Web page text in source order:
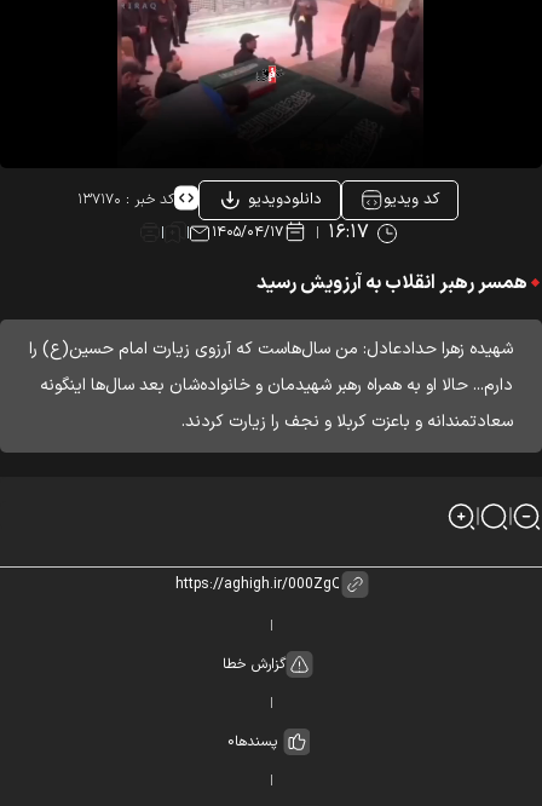
کد ویدیو دانلودویدیو کد خبر : ۱۳۷۱۷۰
۱۶:۱۷ ۱۴۰۵/۰۴/۱۷
همسر رهبر انقلاب به آرزویش رسید
شهیده زهرا حدادعادل: من سال‌هاست که آرزوی زیارت امام حسین(ع) را
دارم... حالا او به همراه رهبر شهیدمان و خانواده‌شان بعد سال‌ها اینگونه
سعادتمندانه و باعزت کربلا و نجف را زیارت کردند.
گزارش خطا
پسندها0